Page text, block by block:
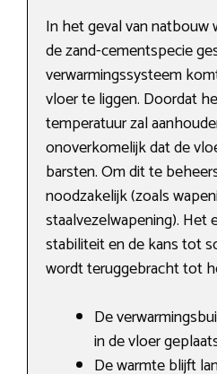
In het geval van natbouw
de zand-cementspecie
verwarmingssysteem
vloer te liggen. Doordat
temperatuur zal
onoverkomelijk dat de
barsten. Om dit te
noodzakelijk (zoals
staalvezelwapening). Het
stabiliteit en de kans tot
wordt teruggebracht tot
De
in de vloer
De warmte blijft